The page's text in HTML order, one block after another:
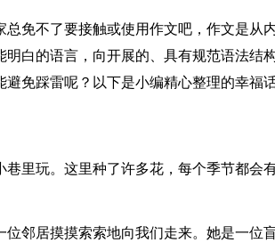
免不了要接触或使用作文吧，作文是从
白的语言，向开展的、具有规范语法结
免踩雷呢？以下是小编精心整理的幸福
里玩。这里种了许多花，每个季节都会
邻居摸摸索索地向我们走来。她是一位